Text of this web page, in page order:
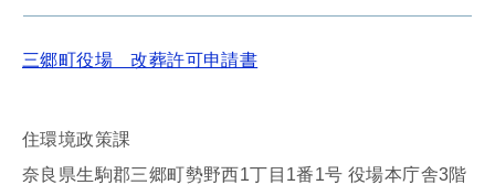
三郷町役場 改葬許可申請書
住環境政策課
奈良県生駒郡三郷町勢野西1丁目1番1号 役場本庁舎3階